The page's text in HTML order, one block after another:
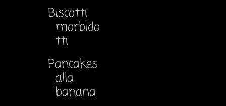
Biscotti
morbido
tti
Pancakes
alla
banana